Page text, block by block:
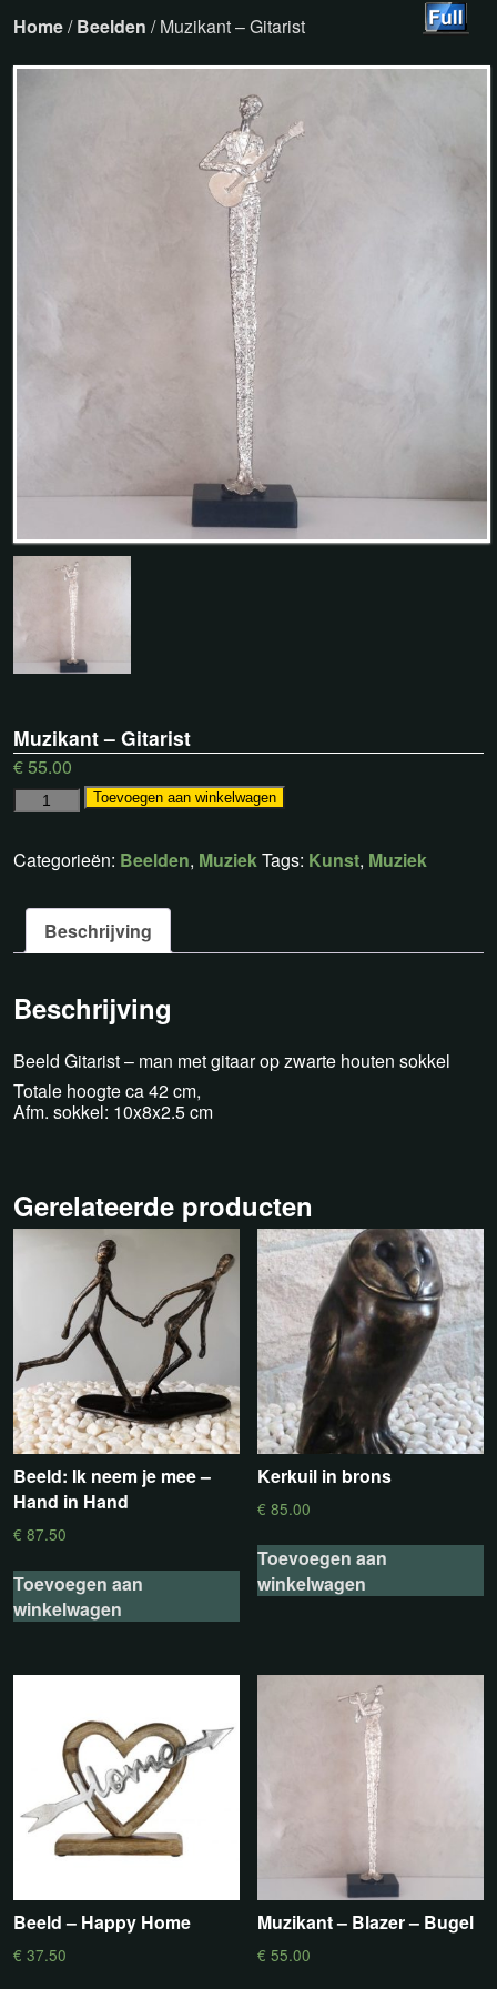
Home/Beelden / Muzikant – Gitarist
Muzikant – Gitarist
€55.00
Toevoegen aan winkelwagen
Categorieën: Beelden, MuziekTags: Kunst, Muziek
Beschrijving
Beschrijving
Beeld Gitarist – man met gitaar op zwarte houten sokkel
Totale hoogte ca 42 cm,
Afm. sokkel: 10x8x2.5 cm
Gerelateerde producten
Beeld: Ik neem je mee –
Hand in Hand
€ 87.50
Toevoegen aan
winkelwagen
Kerkuil in brons
€ 85.00
Toevoegen aan
winkelwagen
Beeld – Happy Home
€ 37.50
Muzikant – Blazer – Bugel
€ 55.00